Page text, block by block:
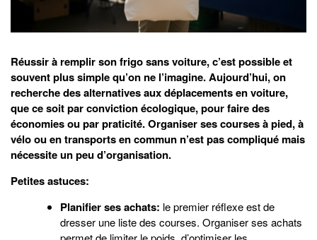
Réussir à remplir son frigo sans voiture, c’est possible et
souvent plus simple qu’on ne l’imagine. Aujourd’hui, on
recherche des alternatives aux déplacements en voiture,
que ce soit par conviction écologique, pour faire des
économies ou par praticité. Organiser ses courses à pied, à
vélo ou en transports en commun n’est pas compliqué mais
nécessite un peu d’organisation.
Petites astuces:
Planifier ses achats: le premier réflexe est de
dresser une liste des courses. Organiser ses achats